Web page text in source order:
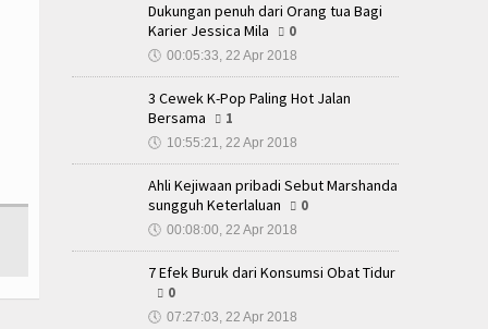
Dukungan penuh dari Orang tua Bagi
Karier Jessica Mila
0
🕔 00:05:33, 22 Apr 2018
3 Cewek K-Pop Paling Hot Jalan
Bersama
1
🕔 10:55:21, 22 Apr 2018
Ahli Kejiwaan pribadi Sebut Marshanda
sungguh Keterlaluan
0
🕔 00:08:00, 22 Apr 2018
7 Efek Buruk dari Konsumsi Obat Tidur
0
🕔 07:27:03, 22 Apr 2018